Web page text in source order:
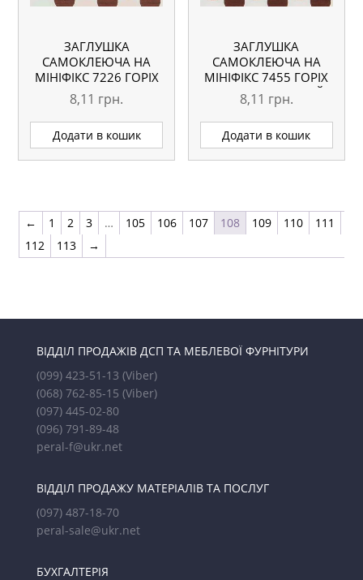
ЗАГЛУШКА
САМОКЛЕЮЧА НА
МІНІФІКС 7226 ГОРІХ
ЕККО
8,11 грн.
Додати в кошик
ЗАГЛУШКА
САМОКЛЕЮЧА НА
МІНІФІКС 7455 ГОРІХ
БОЛОННЯ ТЕМНИЙ
8,11 грн.
Додати в кошик
← 1 2 3 … 105 106 107 108 109 110
111
112
113 →
ВІДДІЛ ПРОДАЖІВ ДСП ТА МЕБЛЕВОЇ ФУРНІТУРИ
(099) 423-51-13 (Viber)
(068) 762-85-15 (Viber)
(097) 445-02-80
(096) 791-89-48
peral-f@ukr.net
ВІДДІЛ ПРОДАЖУ МАТЕРІАЛІВ ТА ПОСЛУГ
(097) 487-18-70
peral-sale@ukr.net
БУХГАЛТЕРІЯ